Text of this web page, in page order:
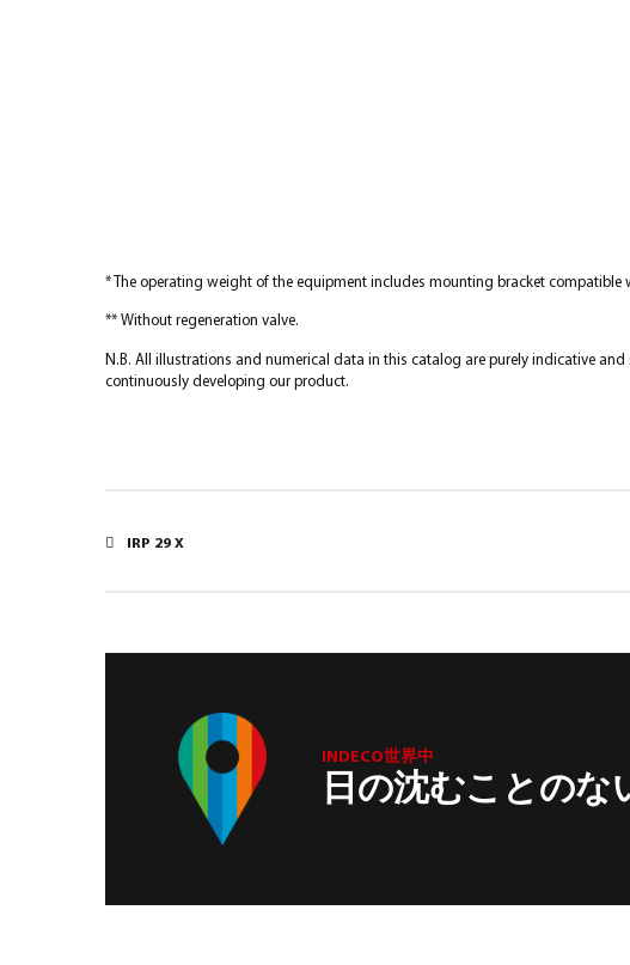
* The operating weight of the equipment includes mounting bracket
** Without regeneration valve.
N.B. All illustrations and numerical data in this catalog are purely indicative
continuously developing our product.
IRP 29 X
INDECO世界中
日の沈むことのな